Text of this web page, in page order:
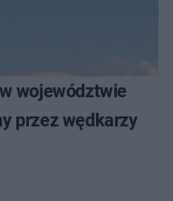
województwie
przez wędkarzy